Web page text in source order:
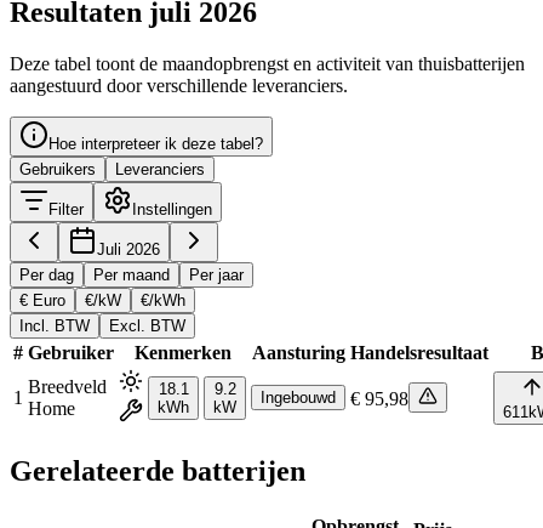
Resultaten juli 2026
Deze tabel toont de maandopbrengst en activiteit van thuisbatterijen
aangestuurd door verschillende leveranciers.
Hoe interpreteer ik deze tabel?
Gebruikers
Leveranciers
Filter Instellingen
Juli 2026
Per dag
Per maand
Per jaar
€ Euro
€/kW
€/kWh
Incl. BTW
Excl. BTW
# Gebruiker Kenmerken Aansturing Handelsresultaat
1
Breedveld
Home
18.1
kWh
9.2
kW
Ingebouwd € 95,98
611
Gerelateerde batterijen